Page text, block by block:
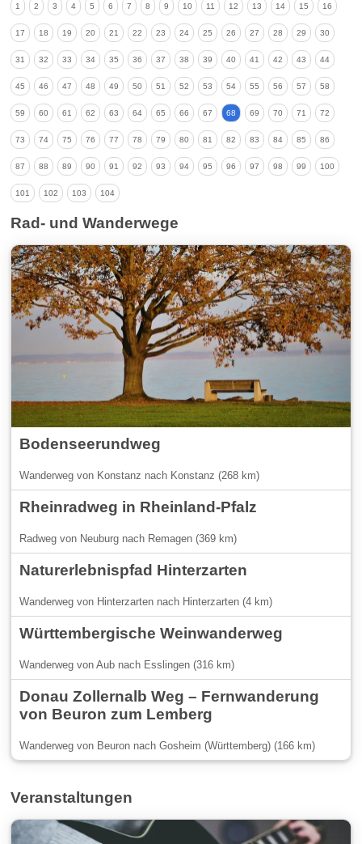
1 2 3 4 5 6 7 8 9 10 11 12 13 14 15 16
17 18 19 20 21 22 23 24 25 26 27 28 29 30
31 32 33 34 35 36 37 38 39 40 41 42 43 44
45 46 47 48 49 50 51 52 53 54 55 56 57 58
59 60 61 62 63 64 65 66 67 68 69 70 71 72
73 74 75 76 77 78 79 80 81 82 83 84 85 86
87 88 89 90 91 92 93 94 95 96 97 98 99 100
101 102 103 104
Rad- und Wanderwege
Bodenseerundweg
Wanderweg von Konstanz nach Konstanz (268 km)
Rheinradweg in Rheinland-Pfalz
Radweg von Neuburg nach Remagen (369 km)
Naturerlebnispfad Hinterzarten
Wanderweg von Hinterzarten nach Hinterzarten (4 km)
Württembergische Weinwanderweg
Wanderweg von Aub nach Esslingen (316 km)
Donau Zollernalb Weg – Fernwanderung
von Beuron zum Lemberg
Wanderweg von Beuron nach Gosheim (Württemberg) (166 km)
Veranstaltungen